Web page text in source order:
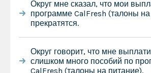
Округ мне сказал, что мои
программе CalFresh (талоны
прекратятся.
Округ говорит, что мне
слишком много пособий по
CalFresh (талоны на питание).